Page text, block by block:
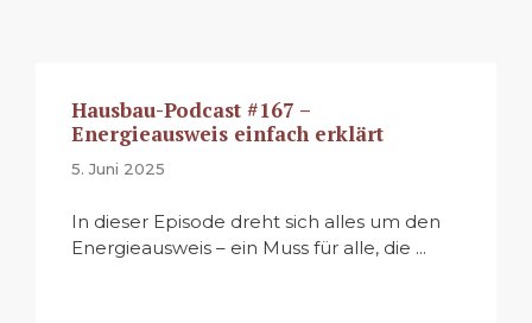
Hausbau-Podcast #167 –
Energieausweis einfach erklärt
5. Juni 2025
In dieser Episode dreht sich alles um den
Energieausweis – ein Muss für alle, die ...